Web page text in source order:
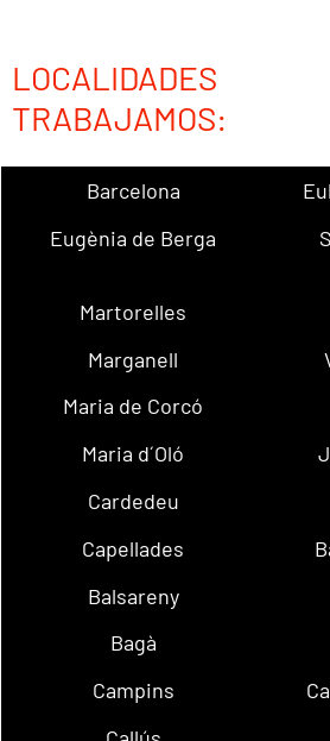
TRABAJAMOS:
Barcelona
Eugènia de Berga
Martorelles
Marganell
Maria de Corcó
Maria d´Oló
Cardedeu
Capellades
Balsareny
Bagà
Campins